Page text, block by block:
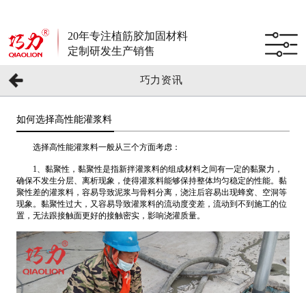
20年专注植筋胶加固材料
定制研发生产销售
巧力资讯
如何选择高性能灌浆料
选择高性能灌浆料一般从三个方面考虑：
1、黏聚性，黏聚性是指新拌灌浆料的组成材料之间有一定的黏聚力，
确保不发生分层、离析现象，使得灌浆料能够保持整体均匀稳定的性能。黏
聚性差的灌浆料，容易导致泥浆与骨料分离，浇注后容易出现蜂窝、空洞等
现象。黏聚性过大，又容易导致灌浆料的流动度变差，流动到不到施工的位
置，无法跟接触面更好的接触密实，影响浇灌质量。